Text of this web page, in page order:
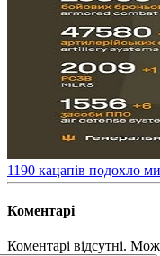
​1190 кацапів подохло
Коментарі
Коментарі відсутні.